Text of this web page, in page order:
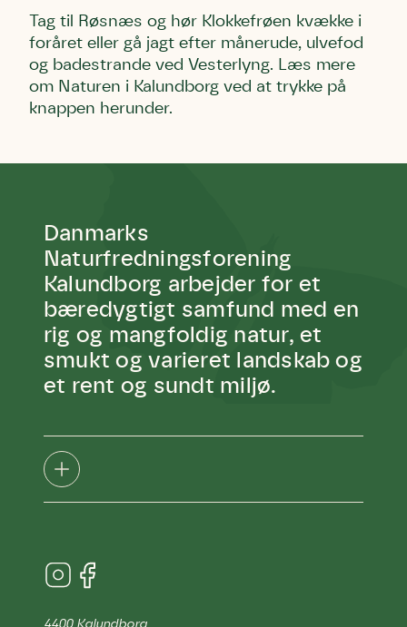
Tag til Røsnæs og hør Klokkefrøen kvække i
foråret eller gå jagt efter månerude, ulvefod
og badestrande ved Vesterlyng. Læs mere
om Naturen i Kalundborg ved at trykke på
knappen herunder.
Danmarks
Naturfredningsforening
Kalundborg arbejder for et
bæredygtigt samfund med en
rig og mangfoldig natur, et
smukt og varieret landskab og
et rent og sundt miljø.
4400 Kalundborg
Du skriver under på
Linie 1
Test
Hjørring
Linie 2
Du skriver under på
Første punkt
Endelig er kvashegnet også et godt
hjem for jordhumle, der nok er den
mest kendte af de danske humlebiarter.
som mange kalder den.
og afgrøder i din have.
Du skriver under på
Storken tilbage til Kolding